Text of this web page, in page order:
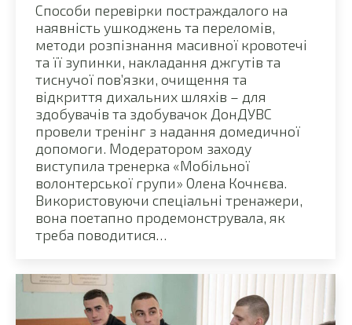
Способи перевірки постраждалого на
наявність ушкоджень та переломів,
методи розпізнання масивної кровотечі
та її зупинки, накладання джгутів та
тиснучої пов’язки, очищення та
відкриття дихальних шляхів – для
здобувачів та здобувачок ДонДУВС
провели тренінг з надання домедичної
допомоги. Модератором заходу
виступила тренерка «Мобільної
волонтерської групи» Олена Кочнєва.
Використовуючи спеціальні тренажери,
вона поетапно продемонструвала, як
треба поводитися…